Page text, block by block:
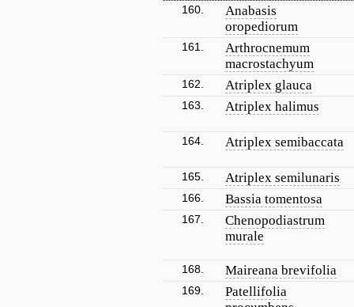
160.
Anabasis
oropediorum
161.
Arthrocnemum
macrostachyum
162. Atriplex glauca
163. Atriplex halimus
164. Atriplex semibaccata
165. Atriplex semilunaris
166. Bassia tomentosa
167.
Chenopodiastrum
murale
168. Maireana brevifolia
169.
Patellifolia